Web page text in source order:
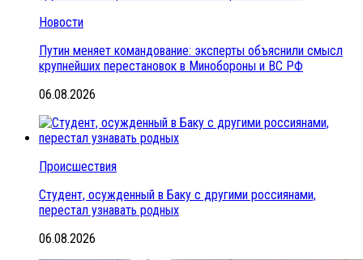
Новости
Путин меняет командование: эксперты объяснили смысл
крупнейших перестановок в Минобороны и ВС РФ
06.08.2026
Происшествия
Студент, осужденный в Баку с другими россиянами,
перестал узнавать родных
06.08.2026